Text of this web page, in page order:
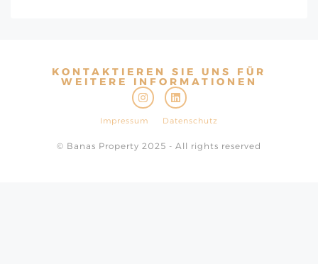
KONTAKTIEREN SIE UNS FÜR
WEITERE INFORMATIONEN
Impressum Datenschutz
© Banas Property 2025 - All rights reserved